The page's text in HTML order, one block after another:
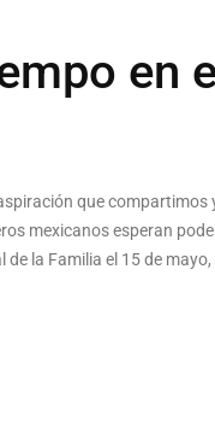
en
que
mexicanos esperan
la Familia el 15 de